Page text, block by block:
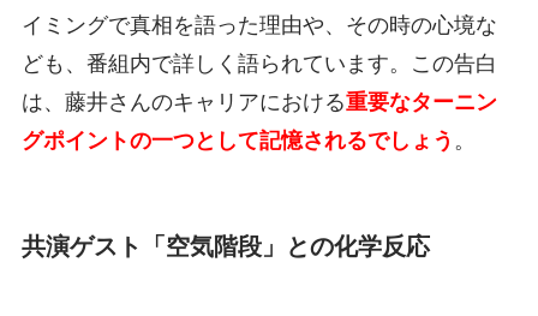
イミングで真相を語った理由や、その時の心境な
ども、番組内で詳しく語られています。この告白
は、藤井さんのキャリアにおける重要なターニン
グポイントの一つとして記憶されるでしょう 。
共演ゲスト「空気階段」との化学反応